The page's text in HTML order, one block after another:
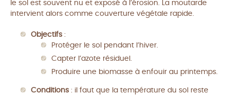
le sol est souvent nu et exposé à l’érosion. La moutarde
intervient alors comme couverture végétale rapide.
Objectifs :
Protéger le sol pendant l’hiver.
Capter l’azote résiduel.
Produire une biomasse à enfouir au printemps.
Conditions : il faut que la température du sol reste